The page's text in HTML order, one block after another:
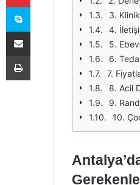
3.
4.
5.
6.
7.
8. Acil
9.
10.
Skype
E-Posta ile paylaş